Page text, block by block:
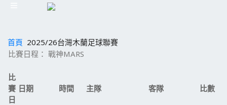
首頁 2025/26台灣木蘭足球聯賽
比賽日程： 戰神MARS
比
賽
日
日期 時間 主隊 客隊 比數